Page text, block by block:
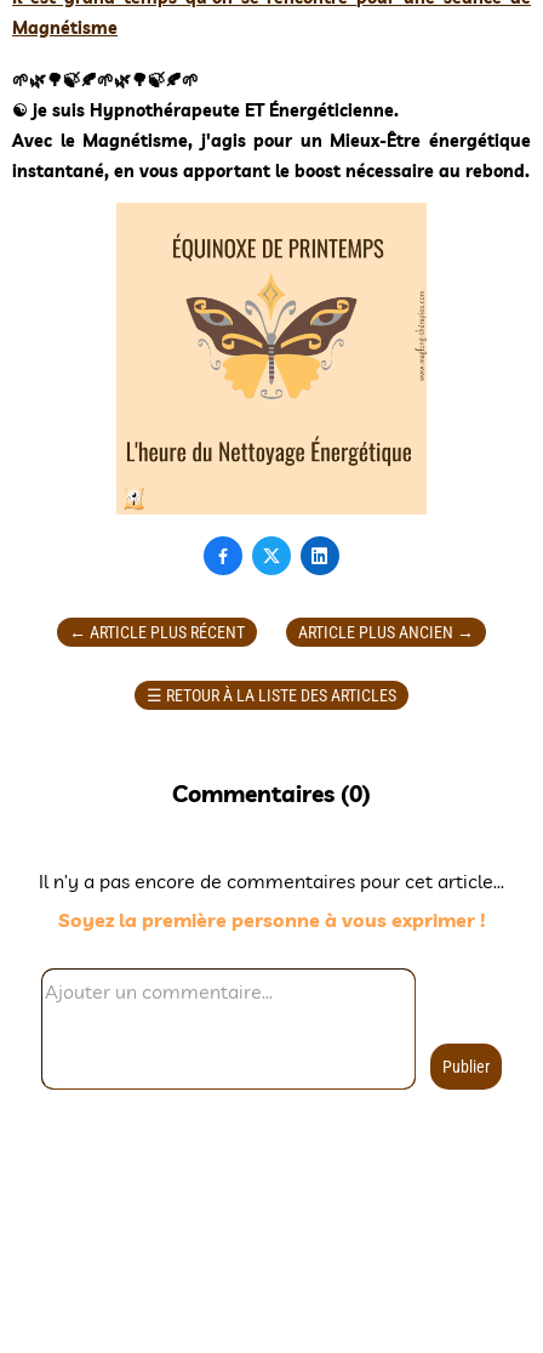
Magnétisme
🌱🌿🌳🍃🍂🌱🌿🌳🍃🍂🌱
☯️ je suis Hypnothérapeute ET Énergéticienne.
Avec le Magnétisme, j'agis pour un Mieux-Être énergétique
instantané, en vous apportant le boost nécessaire au rebond.
  
← ARTICLE PLUS RÉCENT ARTICLE PLUS ANCIEN →
☰ RETOUR À LA LISTE DES ARTICLES
Commentaires (0)
Il n’y a pas encore de commentaires pour cet article...
Soyez la première personne à vous exprimer !
Publier